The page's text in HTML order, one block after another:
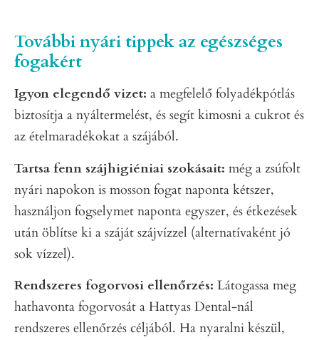
További nyári tippek az egészséges
fogakért
Igyon elegendő vizet: a megfelelő folyadékpótlás
biztosítja a nyáltermelést, és segít kimosni a cukrot és
az ételmaradékokat a szájából.
Tartsa fenn szájhigiéniai szokásait: még a zsúfolt
nyári napokon is mosson fogat naponta kétszer,
használjon fogselymet naponta egyszer, és étkezések
után öblítse ki a száját szájvízzel (alternatívaként jó
sok vízzel).
Rendszeres fogorvosi ellenőrzés: Látogassa meg
hathavonta fogorvosát a Hattyas Dental-nál
rendszeres ellenőrzés céljából. Ha nyaralni készül,